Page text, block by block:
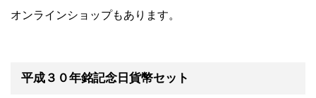
オンラインショップもあります。
平成３０年銘記念日貨幣セット